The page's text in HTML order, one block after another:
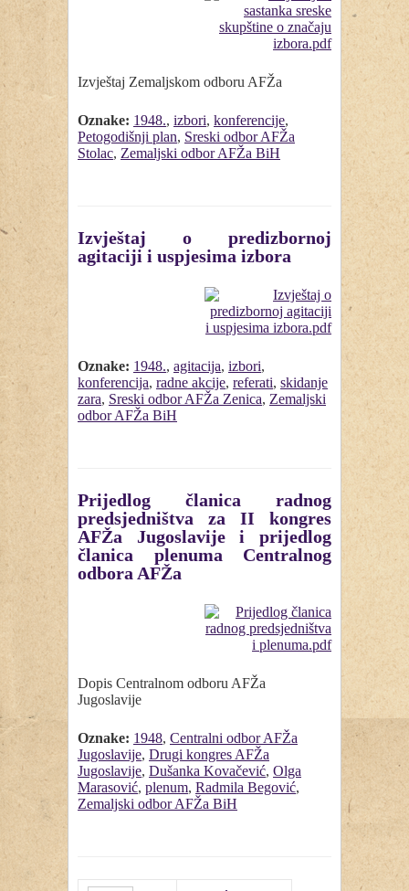
Izvještaj Zemaljskom odboru AFŽa
Oznake: 1948., izbori, konferencije,
Petogodišnji plan, Sreski odbor AFŽa
Stolac, Zemaljski odbor AFŽa BiH
Izvještaj o predizbornoj
agitaciji i uspjesima izbora
Oznake: 1948., agitacija, izbori,
konferencija, radne akcije, referati, skidanje
zara, Sreski odbor AFŽa Zenica, Zemaljski
odbor AFŽa BiH
Prijedlog članica radnog
predsjedništva za II kongres
AFŽa Jugoslavije i prijedlog
članica plenuma Centralnog
odbora AFŽa
Dopis Centralnom odboru AFŽa
Jugoslavije
Oznake: 1948, Centralni odbor AFŽa
Jugoslavije, Drugi kongres AFŽa
Jugoslavije, Dušanka Kovačević, Olga
Marasović, plenum, Radmila Begović,
Zemaljski odbor AFŽa BiH